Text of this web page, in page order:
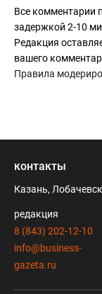
Все комментарии
задержкой 2-10
Редакция
вашего
Правила
контакты
Казань,
редакция
8 (843) 202-12-10
info@business-
gazeta.ru